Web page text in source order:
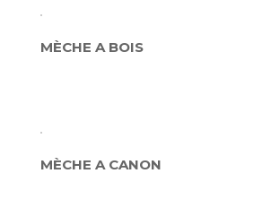
MÈCHE A BOIS
MÈCHE A CANON